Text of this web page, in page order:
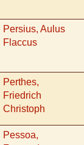
Persius, Aulus
Flaccus
Perthes,
Friedrich
Christoph
Pessoa,